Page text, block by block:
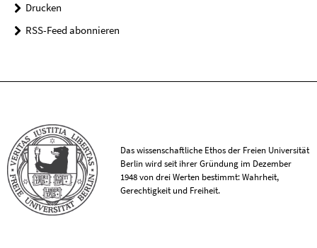
Drucken
RSS-Feed abonnieren
Das wissenschaftliche Ethos der Freien Universität
Berlin wird seit ihrer Gründung im Dezember
1948 von drei Werten bestimmt: Wahrheit,
Gerechtigkeit und Freiheit.